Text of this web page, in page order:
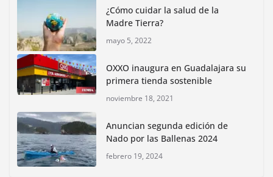
junio 4, 2026
Rompe CDMX récords Reto Naturalista Urbano 2026 y
lidera la biodiversidad nacional
mayo 18, 2026
bioculturales para promover
huertos urbanos y jardines
polinizadores
¿Cómo cuidar la salud de la
Madre Tierra?
mayo 5, 2022
OXXO inaugura en Guadalajara su
primera tienda sostenible
noviembre 18, 2021
Anuncian segunda edición de
Nado por las Ballenas 2024
febrero 19, 2024